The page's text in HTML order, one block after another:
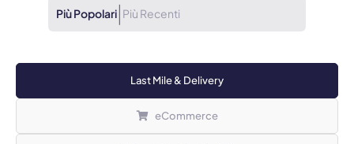
Più Popolari| Più Recenti
eCommerce
Last Mile & Delivery